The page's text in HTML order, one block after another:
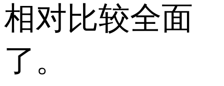
相对比较全面
了。